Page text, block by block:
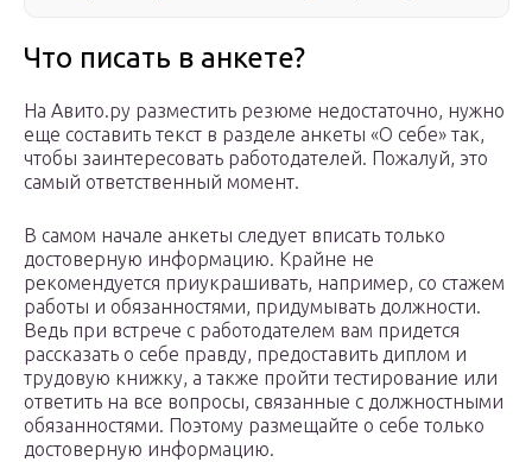
Что писать в анкете?
На Авито.ру разместить резюме недостаточно, нужно
еще составить текст в разделе анкеты «О себе» так,
чтобы заинтересовать работодателей. Пожалуй, это
самый ответственный момент.
В самом начале анкеты следует вписать только
достоверную информацию. Крайне не
рекомендуется приукрашивать, например, со стажем
работы и обязанностями, придумывать должности.
Ведь при встрече с работодателем вам придется
рассказать о себе правду, предоставить диплом и
трудовую книжку, а также пройти тестирование или
ответить на все вопросы, связанные с должностными
обязанностями. Поэтому размещайте о себе только
достоверную информацию.